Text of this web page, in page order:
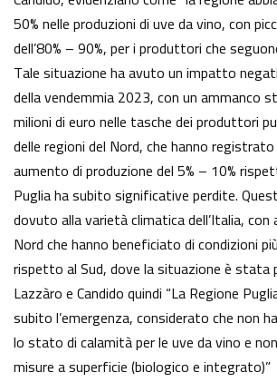
50% nelle produzioni di uve da vino, con
dell’80% – 90%, per i produttori che
Tale situazione ha avuto un impatto
della vendemmia 2023, con un ammanco
milioni di euro nelle tasche dei produttori
delle regioni del Nord, che hanno
aumento di produzione del 5% – 10%
Puglia ha subito significative perdite.
dovuto alla varietà climatica dell’Italia, con
Nord che hanno beneficiato di condizioni
rispetto al Sud, dove la situazione è stata
Lazzàro e Candido quindi “La Regione
subito l’emergenza, considerato che non
lo stato di calamità per le uve da vino e
misure a superficie (biologico e integrato)”